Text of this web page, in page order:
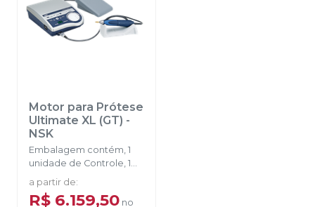
Motor para Prótese
Ultimate XL (GT) -
NSK
Embalagem contém, 1
unidade de Controle, 1
peça de Mão, 1 pedal de
controle, 1 suporte de
peça de mão.
a partir de:
R$ 6.159,50 no